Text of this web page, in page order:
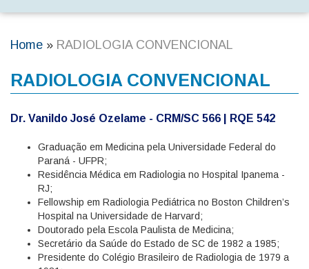
Home RADIOLOGIA CONVENCIONAL
RADIOLOGIA CONVENCIONAL
Dr. Vanildo José Ozelame - CRM/SC 566 | RQE 542
Graduação em Medicina pela Universidade Federal do
Paraná - UFPR;
Residência Médica em Radiologia no Hospital Ipanema -
RJ;
Fellowship em Radiologia Pediátrica no Boston Children’s
Hospital na Universidade de Harvard;
Doutorado pela Escola Paulista de Medicina;
Secretário da Saúde do Estado de SC de 1982 a 1985;
Presidente do Colégio Brasileiro de Radiologia de 1979 a